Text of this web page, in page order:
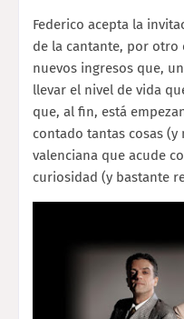
Federico acepta la
de la cantante, por otro
nuevos ingresos que,
llevar el nivel de vida
que, al fin, está
contado tantas cosas
valenciana que acude
curiosidad (y bastante